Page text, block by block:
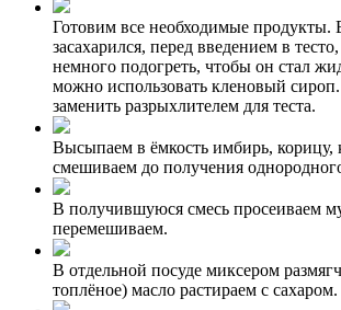
Готовим все необходимые продукты.
засахарился, перед введением в
немного подогреть, чтобы он стал
можно использовать кленовый
заменить разрыхлителем для теста.
Высыпаем в ёмкость имбирь, корицу,
смешиваем до получения
В получившуюся смесь просеиваем
перемешиваем.
В отдельной посуде миксером
топлёное) масло растираем с сахаром.